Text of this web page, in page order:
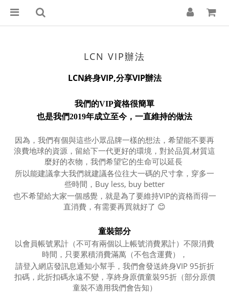
LCN VIP辦法
LCN終身VIP,分享VIP辦法
我們的VIP資格很簡單
也是我們2019年成立至今，一直維持的做法
因為，我們有個與這些小眾品牌一樣的想法，希望能不要再
浪費地球的資源，留給下一代更好的環境，對於品質,材質這
麼好的衣物，我們希望它的生命可以延長
所以能建議拿大我們就建議各位往大一碼的尺寸拿，穿多一
些時間，Buy less, buy better
也不希望給大家一個感覺，就是為了要維持VIP的資格而得一
直消費，有需要再買就好了 😊
童裝部分
以會員帳號累計（不可有兩個以上帳號消費累計）不限消費
時間，只要累積消費滿萬（不包含運費），
請登入網店發訊息通知小幫手，我們會發送終身VIP 95折折
扣碼，此折扣碼永遠不變，享終身原價童裝95折（部分原價
童裝不適用我們會告知）